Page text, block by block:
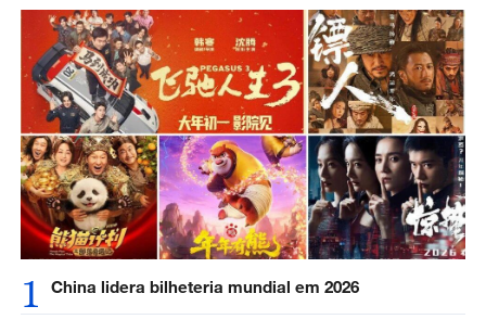
1 China lidera bilheteria mundial em 2026